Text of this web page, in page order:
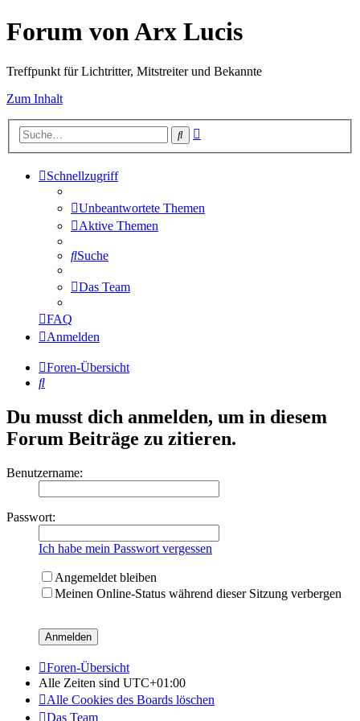
Forum von Arx Lucis
Treffpunkt für Lichtritter, Mitstreiter und Bekannte
Zum Inhalt
Suche
Schnellzugriff
Unbeantwortete Themen
Aktive Themen
Suche
Das Team
FAQ
Anmelden
Foren-Übersicht
Suche
Du musst dich anmelden, um in diesem
Forum Beiträge zu zitieren.
Benutzername:
Passwort:
Ich habe mein Passwort vergessen
Angemeldet bleiben
Meinen Online-Status während dieser Sitzung verbergen
Foren-Übersicht
Alle Zeiten sind UTC+01:00
Alle Cookies des Boards löschen
Das Team